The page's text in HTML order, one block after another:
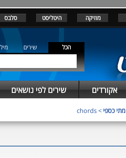
מוזיקה היטליסט סלבס
הכל שירים
אקורדים שירים לפי נושאים
מתי כספי > chords